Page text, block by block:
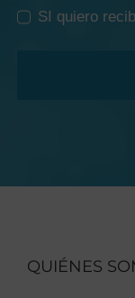
SI quiero
QUIÉNES